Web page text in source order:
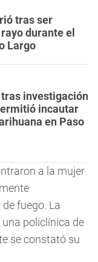
tras ser
durante el
Largo
investigación
incautar
en Paso
a la mujer
fuego. La
policlínica de
se constató su